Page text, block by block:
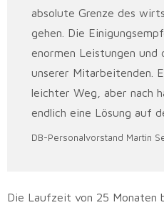
absolute Grenze des
gehen. Die
enormen Leistungen
unserer Mitarbeitenden.
leichter Weg, aber nach
endlich eine Lösung auf
DB-Personalvorstand Martin
Die Laufzeit von 25 Monaten